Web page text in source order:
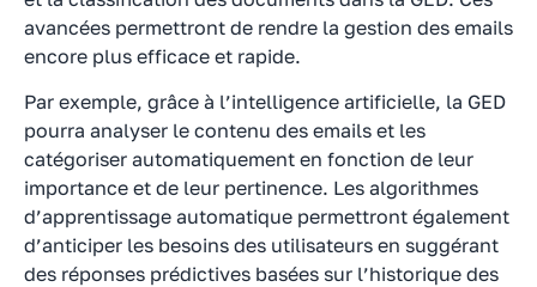
avancées permettront de rendre la gestion des emails
encore plus efficace et rapide.
Par exemple, grâce à l’intelligence artificielle, la GED
pourra analyser le contenu des emails et les
catégoriser automatiquement en fonction de leur
importance et de leur pertinence. Les algorithmes
d’apprentissage automatique permettront également
d’anticiper les besoins des utilisateurs en suggérant
des réponses prédictives basées sur l’historique des